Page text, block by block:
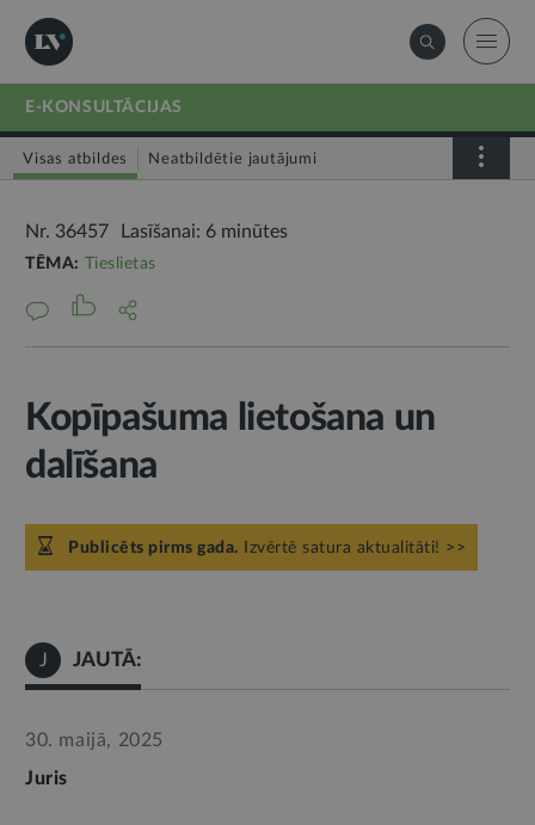
E-KONSULTĀCIJAS
Visas atbildes Neatbildētie jautājumi
Nr. 36457 Lasīšanai: 6 minūtes
TĒMA: Tieslietas
Kopīpašuma lietošana un
dalīšana
Publicēts pirms gada. Izvērtē satura aktualitāti! >>
J JAUTĀ:
30. maijā, 2025
Juris